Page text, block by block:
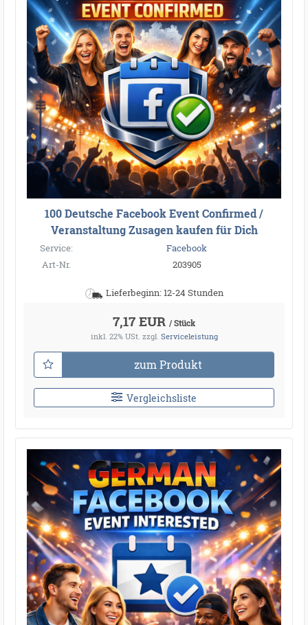
100 Deutsche Facebook Event Confirmed /
Veranstaltung Zusagen kaufen für Dich
Service:
Facebook
Art-Nr.
203905
Lieferbeginn: 12-24 Stunden
7,17 EUR / Stück
inkl. 22% USt. zzgl. Serviceleistung
zum Produkt
Vergleichsliste